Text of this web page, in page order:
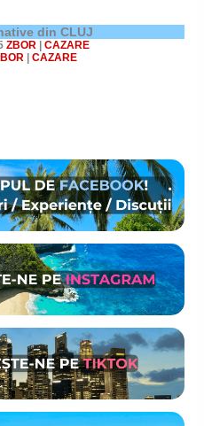
din CLUJ
ZBOR| CAZARE
CAZARE